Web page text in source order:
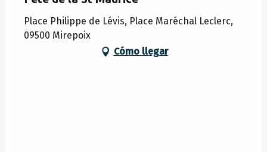
Place Philippe de Lévis, Place Maréchal Leclerc,
09500 Mirepoix
Cómo llegar